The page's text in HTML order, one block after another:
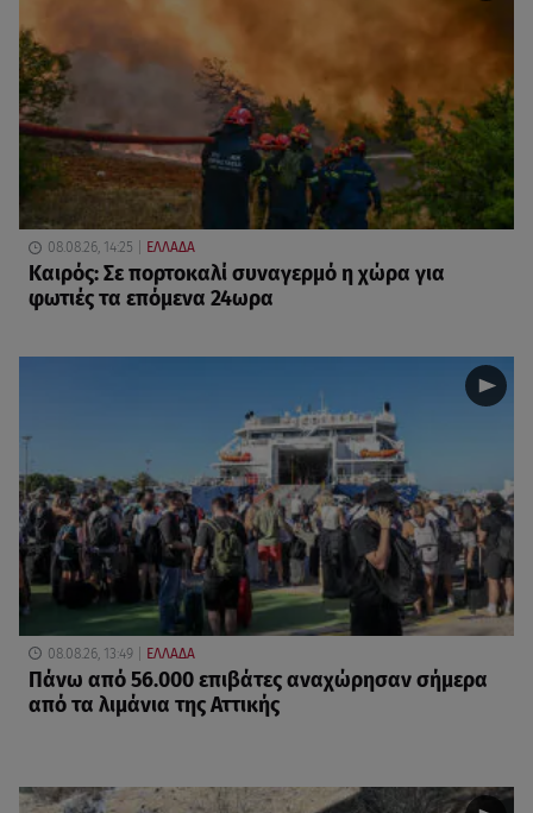
08.08.26, 14:25 ΕΛΛΑΔΑ
Καιρός: Σε πορτοκαλί συναγερμό η χώρα για
φωτιές τα επόμενα 24ωρα
08.08.26, 13:49 ΕΛΛΑΔΑ
Πάνω από 56.000 επιβάτες αναχώρησαν σήμερα
από τα λιμάνια της Αττικής